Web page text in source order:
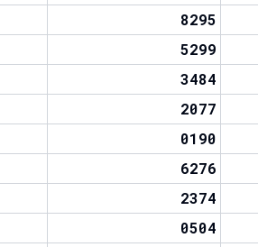
8295
5299
3484
2077
0190
6276
2374
0504